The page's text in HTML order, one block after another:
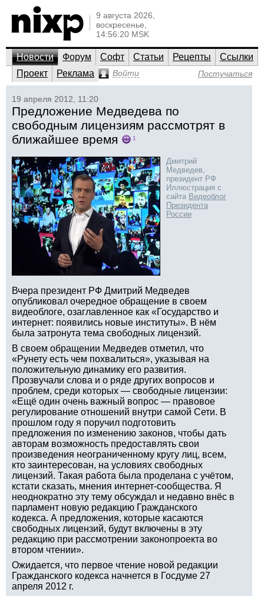
9 августа 2026,
воскресенье,
14:56:20 MSK
Новости Форум Софт Статьи Рецепты
Ссылки
Проект
Реклама Войти Постучаться
19 апреля 2012, 11:20
Предложение Медведева по
свободным лицензиям рассмотрят в
ближайшее время
1
Дмитрий
Медведев,
президент РФ
Иллюстрация с
сайта Видеоблог
Президента
России
Вчера президент РФ Дмитрий Медведев
опубликовал очередное обращение в своем
видеоблоге, озаглавленное как «Государство и
интернет: появились новые институты». В нём
была затронута тема свободных лицензий.
В своем обращении Медведев отметил, что
«Рунету есть чем похвалиться», указывая на
положительную динамику его развития.
Прозвучали слова и о ряде других вопросов и
проблем, среди которых — свободные лицензии:
«Ещё один очень важный вопрос — правовое
регулирование отношений внутри самой Сети. В
прошлом году я поручил подготовить
предложения по изменению законов, чтобы дать
авторам возможность предоставлять свои
произведения неограниченному кругу лиц, всем,
кто заинтересован, на условиях свободных
лицензий. Такая работа была проделана с учётом,
кстати сказать, мнения интернет-сообщества. Я
неоднократно эту тему обсуждал и недавно внёс в
парламент новую редакцию Гражданского
кодекса. А предложения, которые касаются
свободных лицензий, будут включены в эту
редакцию при рассмотрении законопроекта во
втором чтении».
Ожидается, что первое чтение новой редакции
Гражданского кодекса начнется в Госдуме 27
апреля 2012 г.